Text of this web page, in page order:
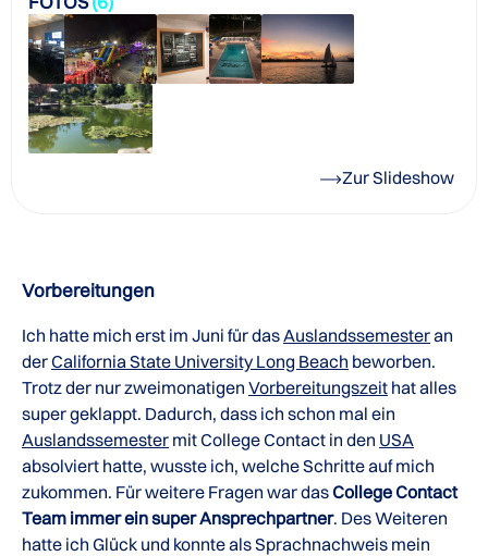
Zur Slideshow
Vorbereitungen
Ich hatte mich erst im Juni für dasAuslandssemesteran
derCalifornia State University Long Beach beworben.
Trotz der nur zweimonatigen Vorbereitungszeit hat alles
super geklappt. Dadurch, dass ich schon mal ein
Auslandssemester mit College Contact in den USA
absolviert hatte, wusste ich, welche Schritte auf mich
zukommen. Für weitere Fragen war dasCollege Contact
Team immer ein super Ansprechpartner. Des Weiteren
hatte ich Glück und konnte als Sprachnachweis mein